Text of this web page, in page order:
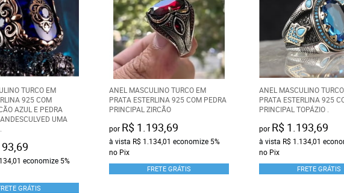
TURCO EM
925 COM
AZUL E PEDRA
UMA
economize 5%
GRÁTIS
ANEL MASCULINO TURCO EM
PRATA ESTERLINA 925 COM PEDRA
PRINCIPAL ZIRCÃO
por R$ 1.193,69
à vista R$ 1.134,01 economize 5%
no Pix
FRETE GRÁTIS
ANEL MASCULINO
PRATA ESTERLINA 925
PRINCIPAL TOPÁZIO .
por R$ 1.193,69
à vista R$ 1.134,01
no Pix
FRETE GRÁTIS